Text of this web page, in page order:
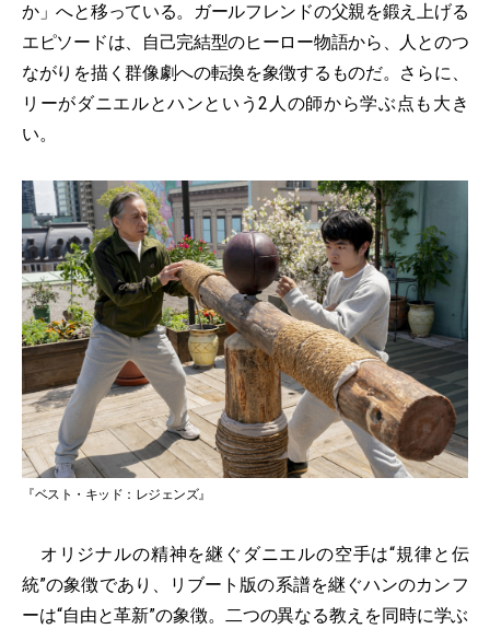
か」へと移っている。ガールフレンドの父親を鍛え上げる
エピソードは、自己完結型のヒーロー物語から、人とのつ
ながりを描く群像劇への転換を象徴するものだ。さらに、
リーがダニエルとハンという2人の師から学ぶ点も大き
い。
『ベスト・キッド：レジェンズ』
オリジナルの精神を継ぐダニエルの空手は“規律と伝
統”の象徴であり、リブート版の系譜を継ぐハンのカンフ
ーは“自由と革新”の象徴。二つの異なる教えを同時に学ぶ